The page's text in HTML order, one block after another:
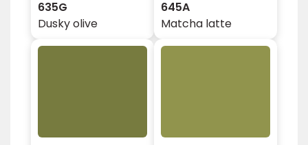
635G
Dusky olive
645A
Matcha latte